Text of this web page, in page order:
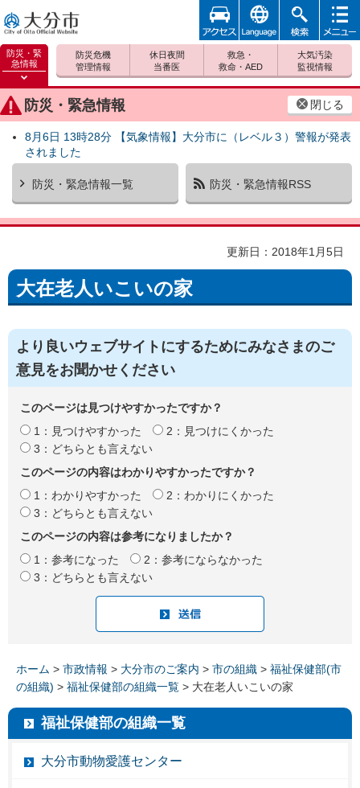
大分市
防災・緊
急情報
防災緊
急情報
を開く
防災・緊急情報 閉じる
8月6日 13時28分 【気象情報】大分市に（レベル３）警報が発表
されました
防災・緊急情報一覧 防災・緊急情報RSS
防災危機
管理情報
休日夜間
当番医
救急・
救命・AED
大気汚染
監視情報
アクセ
ス
foreign 検索
メニュ
更新日：2018年1月5日
大在老人いこいの家
より良いウェブサイトにするためにみなさまのご
意見をお聞かせください
このページは見つけやすかったですか？
1：見つけやすかった
2：見つけにくかった
3：どちらとも言えない
このページの内容はわかりやすかったですか？
1：わかりやすかった
2：わかりにくかった
3：どちらとも言えない
このページの内容は参考になりましたか？
1：参考になった
2：参考にならなかった
3：どちらとも言えない
ホーム > 市政情報 > 大分市のご案内 > 市の組織 > 福祉保健部(市
の組織) > 福祉保健部の組織一覧 > 大在老人いこいの家
福祉保健部の組織一覧
大分市動物愛護センター